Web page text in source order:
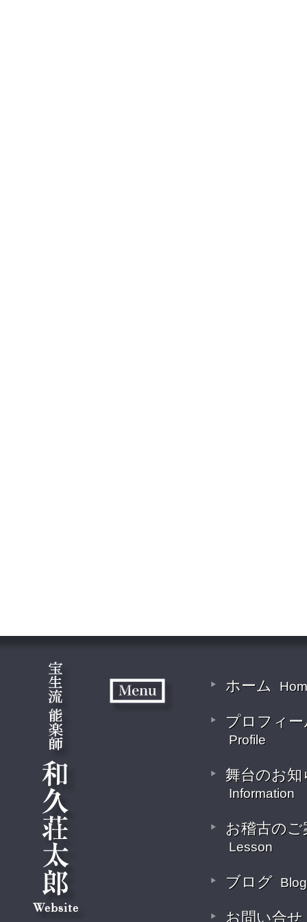
ホーム
プロフィー
Profile
舞台のお知
Information
お稽古のご
Lesson
ブログ Blog
お問い合せ